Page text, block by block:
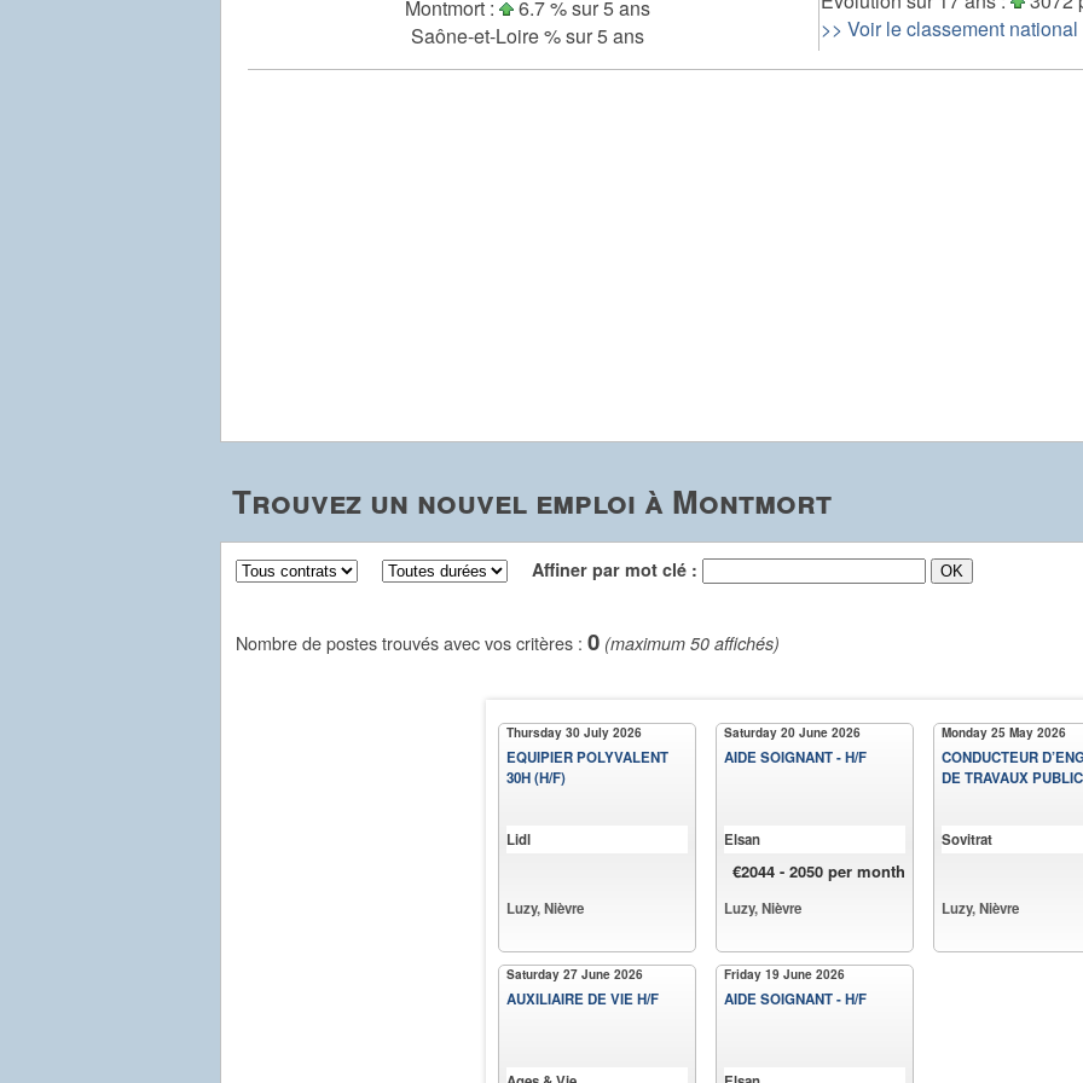
Montmort :
6.7 % sur 5 ans
Saône-et-Loire % sur 5 ans
>> Voir le classement national
Trouvez un nouvel emploi à Montmort
Affiner par mot clé :
Nombre de postes trouvés avec vos critères : 0 (maximum 50 affichés)
Thursday 30 July 2026
EQUIPIER POLYVALENT
30H (H/F)
Lidl
Luzy, Nièvre
Saturday 27 June 2026
AUXILIAIRE DE VIE H/F
Saturday 20 June 2026
AIDE SOIGNANT - H/F
Elsan
€2044 - 2050 per month
Luzy, Nièvre
Friday 19 June 2026
AIDE SOIGNANT - H/F
Monday 25 May 2026
CONDUCTEUR
DE TRAVAUX
Sovitrat
Luzy, Nièvre